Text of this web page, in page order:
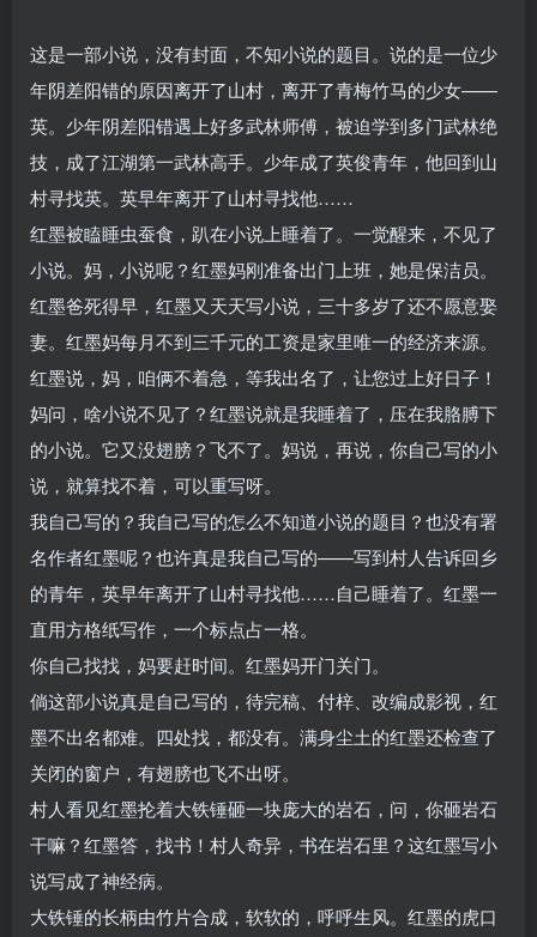
这是一部小说，没有封面，不知小说的题目。说的是一位少
年阴差阳错的原因离开了山村，离开了青梅竹马的少女——
英。少年阴差阳错遇上好多武林师傅，被迫学到多门武林绝
技，成了江湖第一武林高手。少年成了英俊青年，他回到山
村寻找英。英早年离开了山村寻找他……
红墨被瞌睡虫蚕食，趴在小说上睡着了。一觉醒来，不见了
小说。妈，小说呢？红墨妈刚准备出门上班，她是保洁员。
红墨爸死得早，红墨又天天写小说，三十多岁了还不愿意娶
妻。红墨妈每月不到三千元的工资是家里唯一的经济来源。
红墨说，妈，咱俩不着急，等我出名了，让您过上好日子！
妈问，啥小说不见了？红墨说就是我睡着了，压在我胳膊下
的小说。它又没翅膀？飞不了。妈说，再说，你自己写的小
说，就算找不着，可以重写呀。
我自己写的？我自己写的怎么不知道小说的题目？也没有署
名作者红墨呢？也许真是我自己写的——写到村人告诉回乡
的青年，英早年离开了山村寻找他……自己睡着了。红墨一
直用方格纸写作，一个标点占一格。
你自己找找，妈要赶时间。红墨妈开门关门。
倘这部小说真是自己写的，待完稿、付梓、改编成影视，红
墨不出名都难。四处找，都没有。满身尘土的红墨还检查了
关闭的窗户，有翅膀也飞不出呀。
村人看见红墨抡着大铁锤砸一块庞大的岩石，问，你砸岩石
干嘛？红墨答，找书！村人奇异，书在岩石里？这红墨写小
说写成了神经病。
大铁锤的长柄由竹片合成，软软的，呼呼生风。红墨的虎口